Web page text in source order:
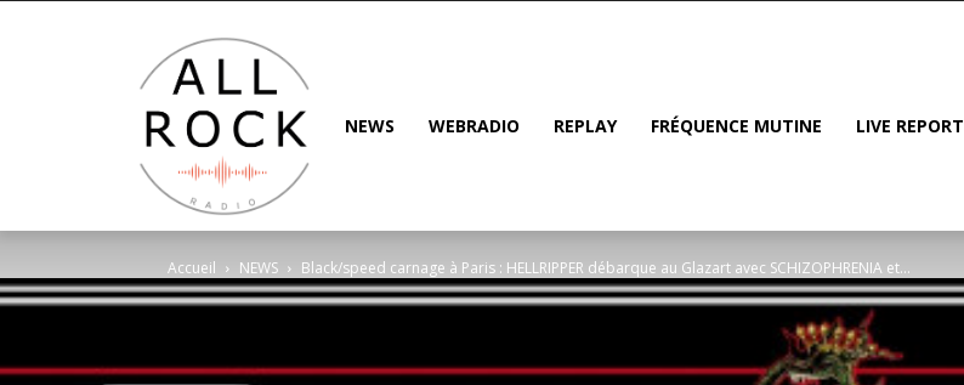
NEWS WEBRADIO REPLAY FRÉQUENCE MUTINE LIVE REPORT
Accueil NEWS Black/speed carnage à Paris : HELLRIPPER débarque au Glazart avec SCHIZOPHRENIA et...